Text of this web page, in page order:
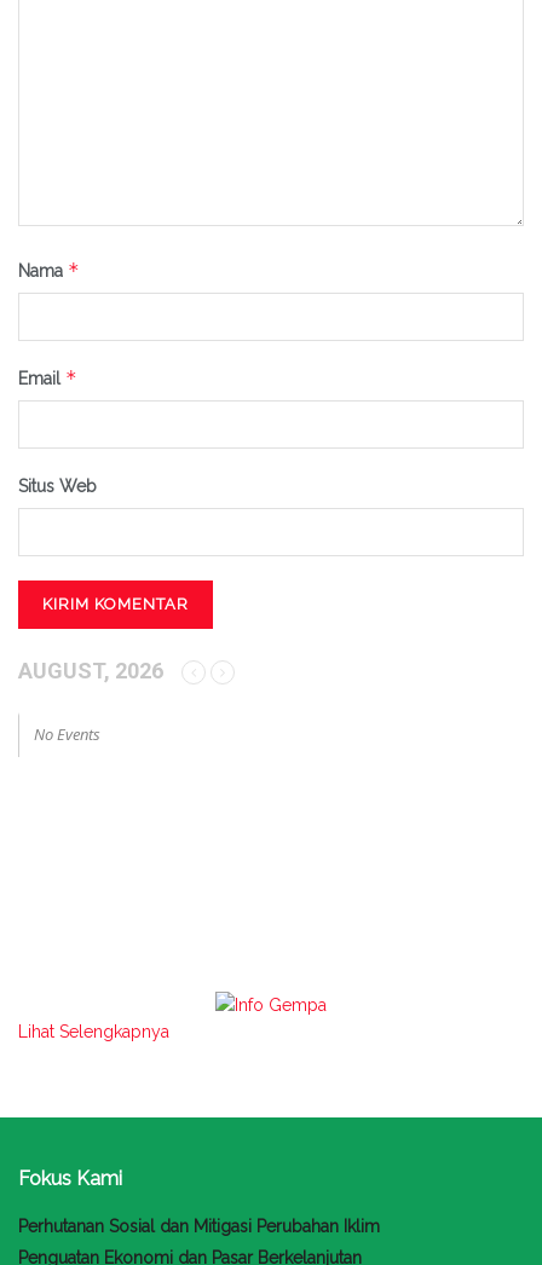
Nama *
Email *
Situs Web
AUGUST, 2026
No Events
Lihat Selengkapnya
Fokus Kami
Perhutanan Sosial dan Mitigasi Perubahan Iklim
Penguatan Ekonomi dan Pasar Berkelanjutan